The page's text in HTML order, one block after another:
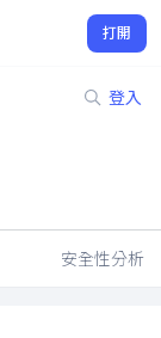
打開
登入
安全性分析